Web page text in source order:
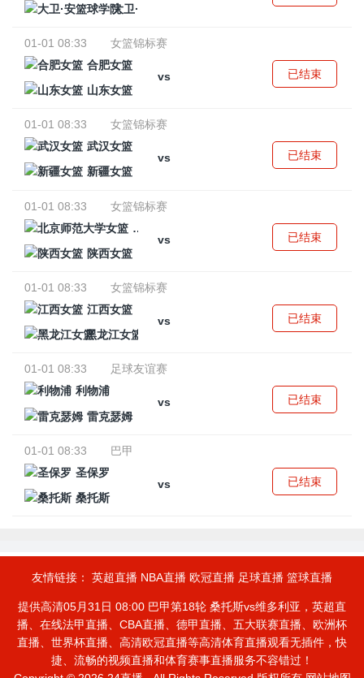
大卫·安篮球学院
01-01 08:33
女篮锦标赛
合肥女篮
vs
山东女篮
已结束
01-01 08:33
女篮锦标赛
武汉女篮
vs
新疆女篮
已结束
01-01 08:33
女篮锦标赛
北京师范大学女篮
vs
陕西女篮
已结束
01-01 08:33
女篮锦标赛
江西女篮
vs
黑龙江女篮
已结束
01-01 08:33
足球友谊赛
利物浦
vs
雷克瑟姆
已结束
01-01 08:33
巴甲
圣保罗
vs
桑托斯
已结束
友情链接： 英超直播 NBA直播 欧冠直播 足球直播 篮球直播
提供高清05月31日 08:00 巴甲第18轮 桑托斯vs维多利亚，英超直
播、在线法甲直播、CBA直播、德甲直播、五大联赛直播、欧洲杯
直播、世界杯直播、高清欧冠直播等高清体育直播观看无插件，快
捷、流畅的视频直播和体育赛事直播服务不容错过！